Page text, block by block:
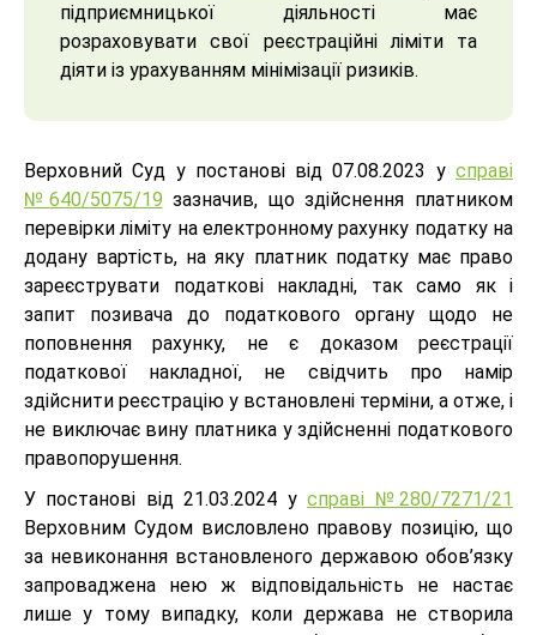
підприємницької діяльності має
розраховувати свої реєстраційні ліміти та
діяти із урахуванням мінімізації ризиків.
Верховний Суд у постанові від 07.08.2023 у справі
№640/5075/19 зазначив, що здійснення платником
перевірки ліміту на електронному рахунку податку на
додану вартість, на яку платник податку має право
зареєструвати податкові накладні, так само як і
запит позивача до податкового органу щодо не
поповнення рахунку, не є доказом реєстрації
податкової накладної, не свідчить про намір
здійснити реєстрацію у встановлені терміни, а отже, і
не виключає вину платника у здійсненні податкового
правопорушення.
У постанові від 21.03.2024 усправі №280/7271/21
Верховним Судом висловлено правову позицію, що
за невиконання встановленого державою обов’язку
запроваджена нею ж відповідальність не настає
лише у тому випадку, коли держава не створила